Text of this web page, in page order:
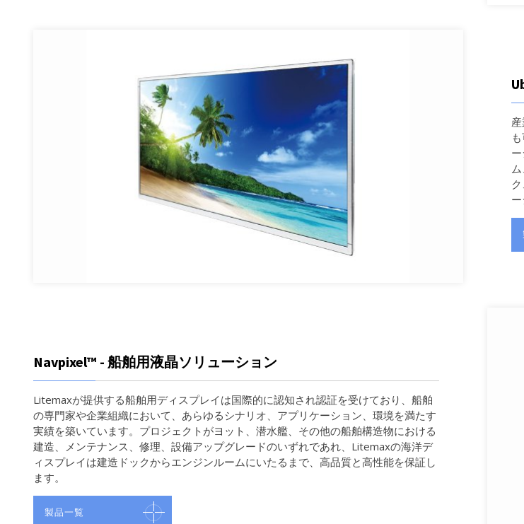
Navpixel™ - 船舶用液晶ソリューション
Litemaxが提供する船舶用ディスプレイは国際的に認知され認証を受けており、船舶
の専門家や企業組織において、あらゆるシナリオ、アプリケーション、環境を満たす
実績を築いています。プロジェクトがヨット、潜水艦、その他の船舶構造物における
建造、メンテナンス、修理、設備アップグレードのいずれであれ、Litemaxの海洋デ
ィスプレイは建造ドックからエンジンルームにいたるまで、高品質と高性能を保証し
ます。
製品一覧